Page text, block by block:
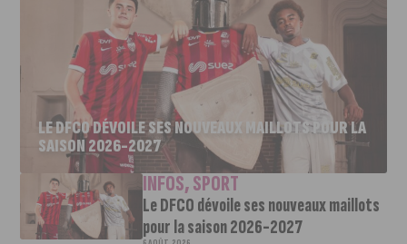
LE DFCO DÉVOILE SES NOUVEAUX MAILLOTS POUR LA
SAISON 2026-2027
INFOS,SPORT
Le DFCO dévoile ses nouveaux maillots
pour la saison 2026-2027